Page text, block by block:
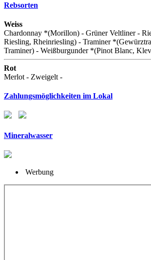
Rebsorten
Weiss
Chardonnay *(Morillon) - Grüner Veltliner -
Riesling, Rheinriesling) - Traminer
Traminer) - Weißburgunder *(Pinot Blanc,
Rot
Merlot - Zweigelt -
Zahlungsmöglichkeiten im Lokal
Mineralwasser
Werbung